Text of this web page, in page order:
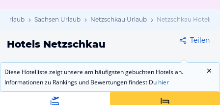
Urlaub Sachsen Urlaub Netzschkau Urlaub Netzschkau Hotels
Hotels Netzschkau Teilen
Diese Hotelliste zeigt unsere am häufigsten gebuchten Hotels an.
Informationen zu Rankings und Bewertungen findest Du hier